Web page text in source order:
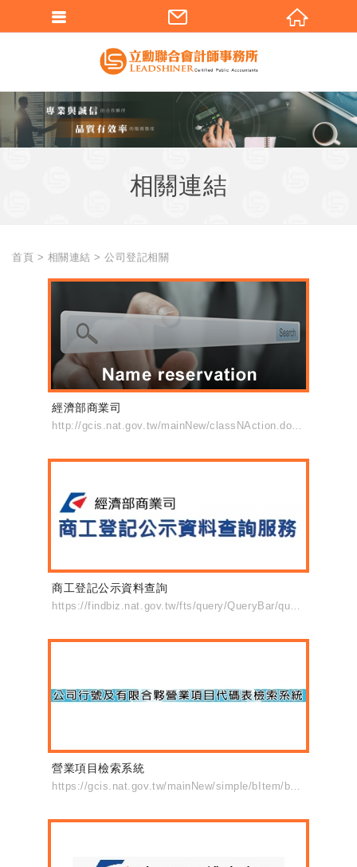
相關連結
首頁 相關連結 公司登記相關
經濟部商業司
http://gcis.nat.gov.tw/mainNew/classNAction.do?method=list&pkGcisClassN=4
商工登記公示資料查詢
https://findbiz.nat.gov.tw/fts/query/QueryBar/queryInit.do
營業項目檢索系統
https://gcis.nat.gov.tw/mainNew/simple/bItem/businessItemAction.do?method=browse